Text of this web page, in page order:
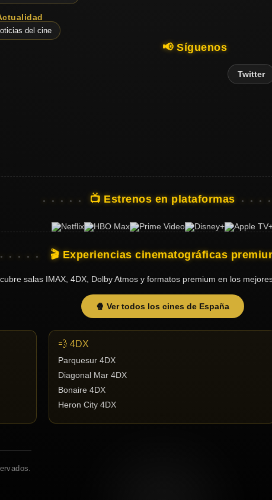
del cine
📢 Síguenos
Twitter
📺 Estrenos en plataformas
🎬 Experiencias cinematográficas
salas IMAX, 4DX, Dolby Atmos y formatos premium en los
🍿 Ver todos los cines de España
💨 4DX
Parquesur 4DX
Diagonal Mar 4DX
Bonaire 4DX
Heron City 4DX